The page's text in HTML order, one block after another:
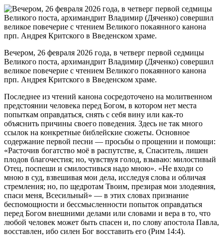
Вечером, 26 февраля 2026 года, в четверг первой седмицы
Великого поста, архимандрит Владимир (Дяченко) совершил
великое повечерие с чтением Великого покаянного канона
прп. Андрея Критского в Введенском храме.
Последнее из чтений канона сосредоточено на молитвенном
предстоянии человека перед Богом, в котором нет места
попыткам оправдаться, снять с себя вину или как-то
объяснить причины своего поведения. Здесь не так много
ссылок на конкретные библейские сюжеты. Основное
содержание первой песни — просьбы о прощении и помощи:
«Расточив богатство моё в распутстве, я, Спаситель, лишен
плодов благочестия; но, чувствуя голод, взываю: милостивый
Отец, поспеши и смилостивься надо мною». «Не входи со
мною в суд, взвешивая мои дела, исследуя слова и обличая
стремления; но, по щедротам Твоим, презирая мои злодеяния,
спаси меня, Всесильный» — в этих словах признание
беспомощности и бессмысленности попыток оправдаться
перед Богом внешними делами или словами и вера в то, что
любой человек может быть спасен и, по слову апостола Павла,
восставлен, ибо силен Бог восставить его (Рим 14:4).